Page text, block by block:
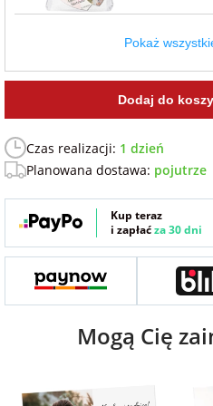
Fotoksiążki
Dodatki i
Chłopaka
na walentynki
na mikołajki
na prezent
świąteczny
Pokaż
Dodaj do
Czas realizacji: 1 dzień
Planowana dostawa: pojutrze
Kup teraz
i zapłaćza 30 dni
Mogą Cię